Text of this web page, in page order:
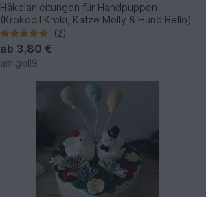
Häkelanleitungen für Handpuppen
(Krokodil Kroki, Katze Molly & Hund Bello)
(2)
ab 3,80 €
amigoll9